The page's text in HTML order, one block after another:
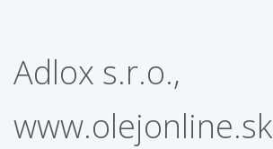
Adlox s.r.o.,
www.olejonline.sk